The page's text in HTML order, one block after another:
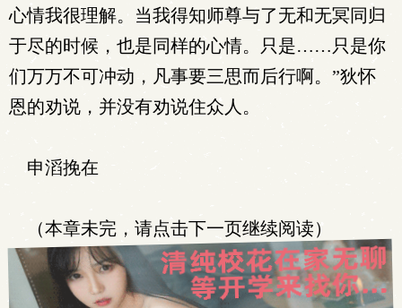
心情我很理解。当我得知师尊与了无和无冥同归
于尽的时候，也是同样的心情。只是……只是你
们万万不可冲动，凡事要三思而后行啊。”狄怀
恩的劝说，并没有劝说住众人。
申滔挽在
（本章未完，请点击下一页继续阅读）